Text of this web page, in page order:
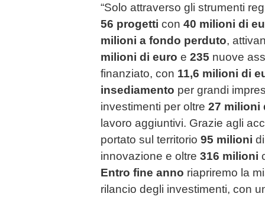
“Solo attraverso gli strumenti
56 progetti con 40 milioni di
milioni a fondo perduto,
milioni di euro e 235 nuove
finanziato, con 11,6 milioni di
insediamento per grandi
investimenti per oltre 27 milioni
lavoro aggiuntivi. Grazie agli
portato sul territorio 95 milioni
innovazione e oltre 316 milioni
Entro fine anno riapriremo la
rilancio degli investimenti, con